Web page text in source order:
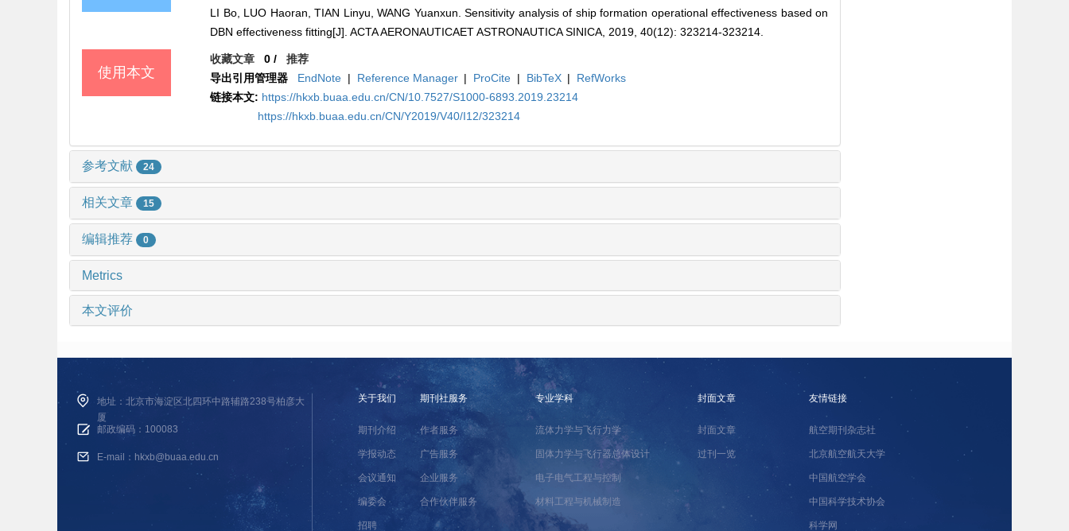
LI Bo, LUO Haoran, TIAN Linyu, WANG Yuanxun. Sensitivity analysis of ship formation operational effectiveness based on
DBN effectiveness fitting[J]. ACTA AERONAUTICAET ASTRONAUTICA SINICA, 2019, 40(12): 323214-323214.
使用本文
收藏文章 0 /推荐
导出引用管理器
EndNote | Reference Manager | ProCite | BibTeX |
RefWorks
链接本文: https://hkxb.buaa.edu.cn/CN/10.7527/S1000-6893.2019.23214
https://hkxb.buaa.edu.cn/CN/Y2019/V40/I12/323214
参考文献 24
相关文章 15
编辑推荐 0
Metrics
本文评价
地址：北京市海淀区北四环中路辅路238号柏彦大
厦
邮政编码：100083
E-mail：hkxb@buaa.edu.cn
关于我们
期刊介绍
学报动态
会议通知
编委会
招聘
期刊社服务
作者服务
广告服务
企业服务
合作伙伴服务
专业学科
流体力学与飞行力学
固体力学与飞行器总体设计
电子电气工程与控制
材料工程与机械制造
封面文章
封面文章
过刊一览
友情链接
航空期刊杂志社
北京航空航天大学
中国航空学会
中国科学技术协会
科学网